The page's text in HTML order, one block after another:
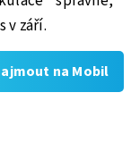
v září.
na Mobil